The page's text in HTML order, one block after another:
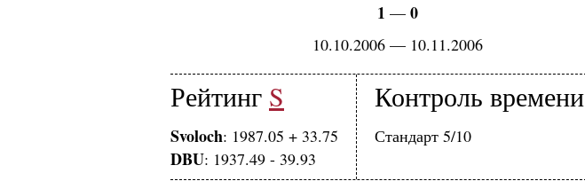
1 — 0
10.10.2006 — 10.11.2006
Рейтинг S
Svoloch: 1987.05 + 33.75
DBU: 1937.49 - 39.93
Контроль времени
Стандарт 5/10